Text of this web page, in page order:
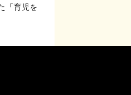
「育児を